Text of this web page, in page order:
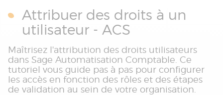
Attribuer des droits à un
utilisateur - ACS
Maîtrisez l'attribution des droits utilisateurs
dans Sage Automatisation Comptable. Ce
tutoriel vous guide pas à pas pour configurer
les accès en fonction des rôles et des étapes
de validation au sein de votre organisation.